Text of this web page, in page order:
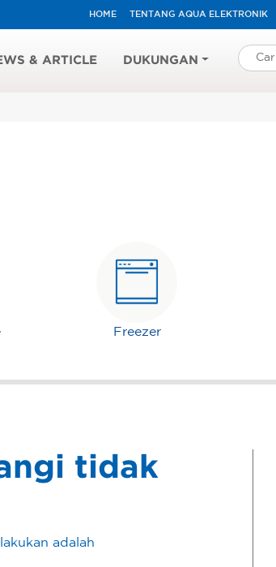
HOME TENTANG AQUA ELEKTRONIK
& ARTICLE DUKUNGAN
Freezer
tidak
adalah